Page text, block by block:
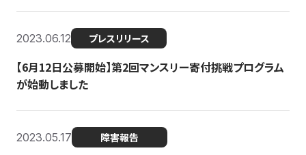
2023.06.12 プレスリリース
【6月12日公募開始】第2回マンスリー寄付挑戦プログラム
が始動しました
2023.05.17 障害報告